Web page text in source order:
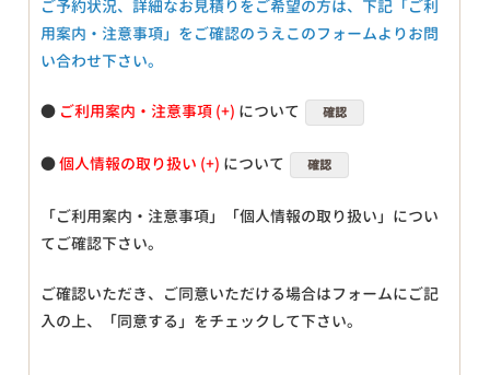
ご予約状況、詳細なお見積りをご希望の方は、下記「ご利
用案内・注意事項」をご確認のうえこのフォームよりお問
い合わせ下さい。
● ご利用案内・注意事項 について 確認
●個人情報の取り扱い について 確認
「ご利用案内・注意事項」「個人情報の取り扱い」につい
てご確認下さい。
ご確認いただき、ご同意いただける場合はフォームにご記
入の上、「同意する」をチェックして下さい。